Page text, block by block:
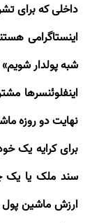
داخلی که برای
اینستاگرامی
شبه پولدار
اینفلوئنسرها
نهایت دو روزه
برای کرایه یک
سند ملک یا یک
ارزش ماشین پول